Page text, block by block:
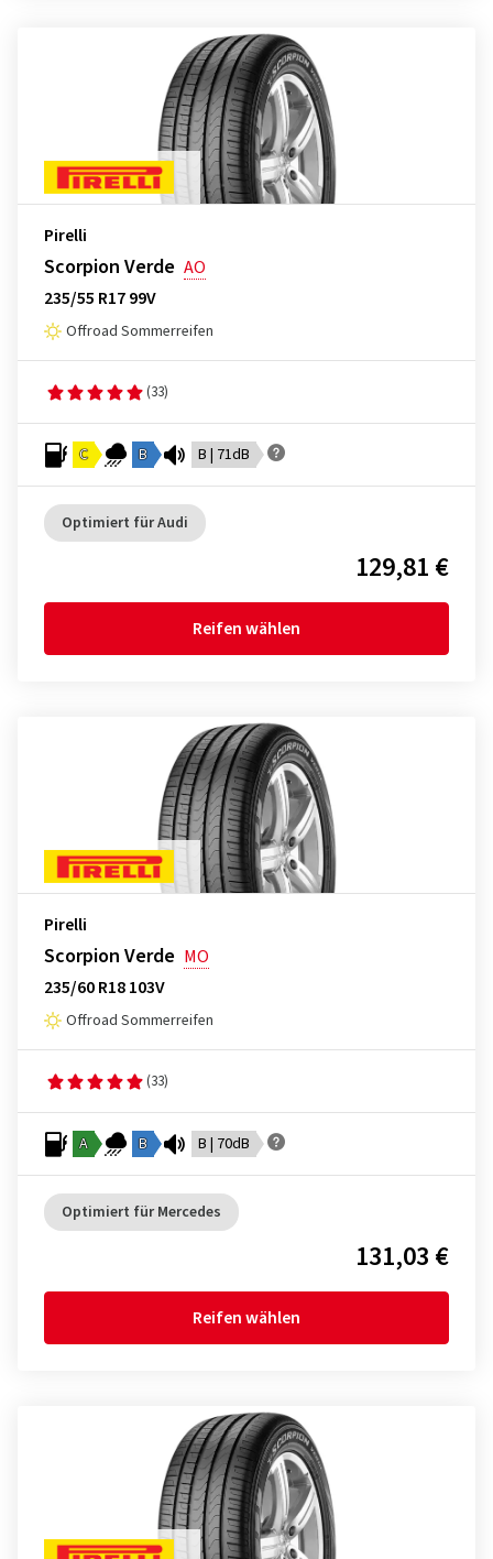
Pirelli
Scorpion Verde AO
235/55 R17 99V
Offroad Sommerreifen
(33)
C B B | 71dB
Optimiert für Audi
129,81 €
Reifen wählen
Pirelli
Scorpion Verde MO
235/60 R18 103V
Offroad Sommerreifen
(33)
A B B | 70dB
Optimiert für Mercedes
131,03 €
Reifen wählen